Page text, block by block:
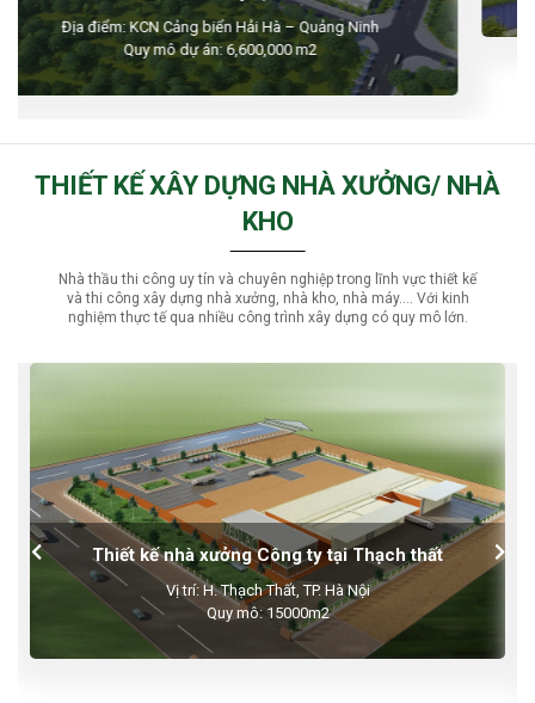
THIẾT KẾ XÂY DỰNG NHÀ XƯỞNG/ NHÀ
KHO
Nhà thầu thi công uy tín và chuyên nghiệp trong lĩnh vực thiết kế
và thi công xây dựng nhà xưởng, nhà kho, nhà máy…. Với kinh
nghiệm thực tế qua nhiều công trình xây dựng có quy mô lớn.
Thiết kế nhà xưởng Công ty tại Đông Anh
Vị trí: KCN Nội Bài, H. Đông Anh, TP. Hà Nội
Tổng diện tích: 20000 m2